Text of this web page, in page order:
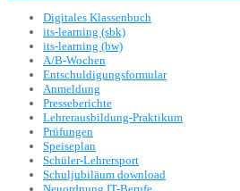
Digitales Klassenbuch
its-learning (sbk)
its-learning (bw)
A/B-Wochen
Entschuldigungsformular
Anmeldung
Presseberichte
Lehrerausbildung-Praktikum
Prüfungen
Speiseplan
Schüler-Lehrersport
Schuljubiläum download